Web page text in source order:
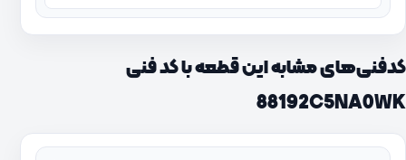
کدفنی‌های مشابه این قطعه با کد فنی
88192C5NA0WK